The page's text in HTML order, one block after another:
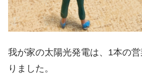
我が家の太陽光発電は、1本の
りました。